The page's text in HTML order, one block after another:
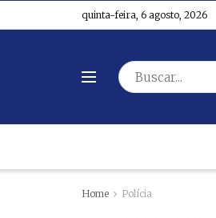
quinta-feira, 6 agosto, 2026
Home Polícia